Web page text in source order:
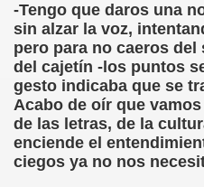
-Tengo que daros una
sin alzar la voz,
pero para no caeros
del cajetín -los puntos
gesto indicaba que se
Acabo de oír que
de las letras, de la
enciende el
ciegos ya no nos
Social, Córdoba 03-
de Sor Sacramento)
Elissalde)
1ª Escuela de Ciegos
06-09 (Pedro Zurita)